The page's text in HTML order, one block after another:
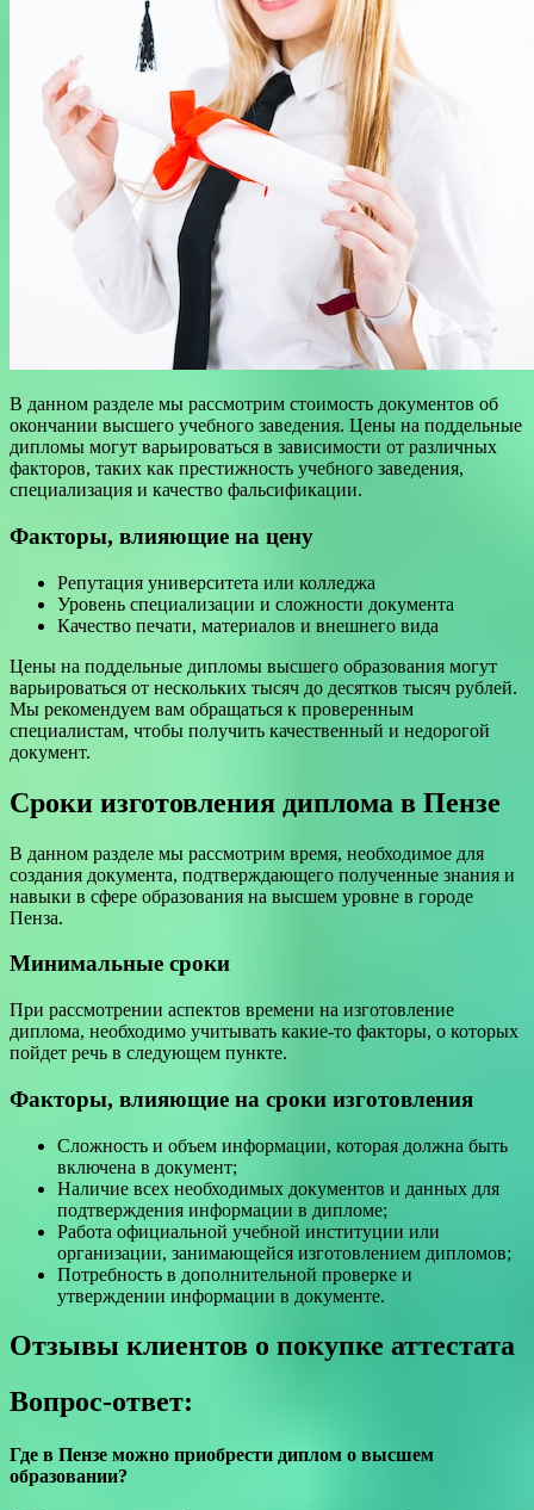
В данном разделе мы рассмотрим стоимость документов об
окончании высшего учебного заведения. Цены на поддельные
дипломы могут варьироваться в зависимости от различных
факторов, таких как престижность учебного заведения,
специализация и качество фальсификации.
Факторы, влияющие на цену
Репутация университета или колледжа
Уровень специализации и сложности документа
Качество печати, материалов и внешнего вида
Цены на поддельные дипломы высшего образования могут
варьироваться от нескольких тысяч до десятков тысяч рублей.
Мы рекомендуем вам обращаться к проверенным
специалистам, чтобы получить качественный и недорогой
документ.
Сроки изготовления диплома в Пензе
В данном разделе мы рассмотрим время, необходимое для
создания документа, подтверждающего полученные знания и
навыки в сфере образования на высшем уровне в городе
Пенза.
Минимальные сроки
При рассмотрении аспектов времени на изготовление
диплома, необходимо учитывать какие-то факторы, о которых
пойдет речь в следующем пункте.
Факторы, влияющие на сроки изготовления
Сложность и объем информации, которая должна быть
включена в документ;
Наличие всех необходимых документов и данных для
подтверждения информации в дипломе;
Работа официальной учебной институции или
организации, занимающейся изготовлением дипломов;
Потребность в дополнительной проверке и
утверждении информации в документе.
Отзывы клиентов о покупке аттестата
Вопрос-ответ:
Где в Пензе можно приобрести диплом о высшем
образовании?